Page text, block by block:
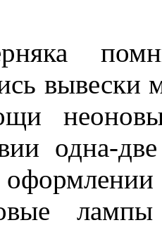
вывески
одна-
лампы